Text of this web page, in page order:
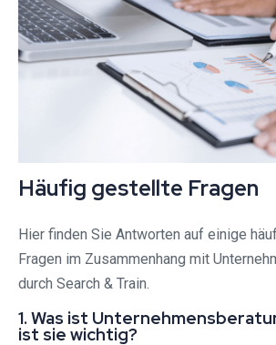
Häufig gestellte Fragen
Hier finden Sie Antworten auf einige
Fragen im Zusammenhang mit
durch Search & Train.
1. Was ist
ist sie wichtig?